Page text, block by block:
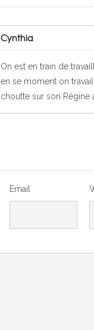
Cynthia
On est en train de
en se moment on
choutte sur son Régine
Email